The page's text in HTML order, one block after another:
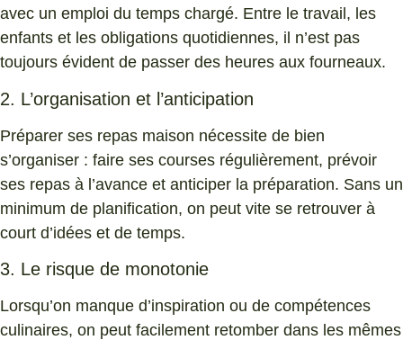
avec un emploi du temps chargé. Entre le travail, les
enfants et les obligations quotidiennes, il n’est pas
toujours évident de passer des heures aux fourneaux.
2. L’organisation et l’anticipation
Préparer ses repas maison nécessite de bien
s’organiser : faire ses courses régulièrement, prévoir
ses repas à l’avance et anticiper la préparation. Sans un
minimum de planification, on peut vite se retrouver à
court d’idées et de temps.
3. Le risque de monotonie
Lorsqu’on manque d’inspiration ou de compétences
culinaires, on peut facilement retomber dans les mêmes